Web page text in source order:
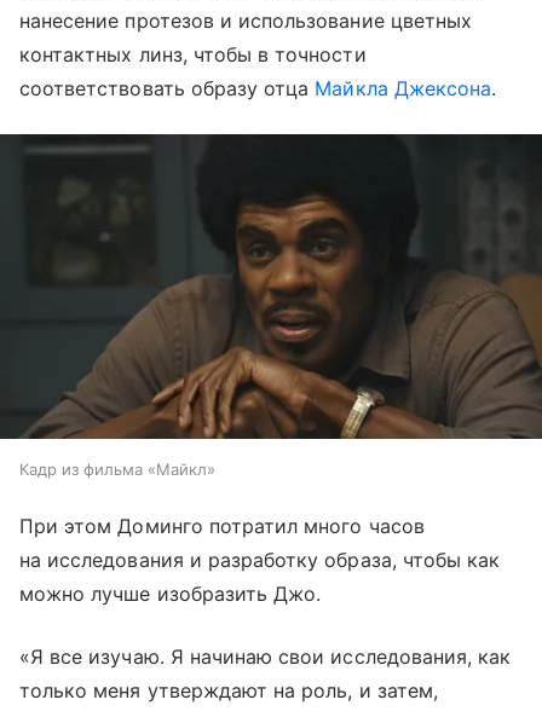
нанесение протезов и использование цветных
контактных линз, чтобы в точности
соответствовать образу отца Майкла Джексона.
Кадр из фильма «Майкл»
При этом Доминго потратил много часов
на исследования и разработку образа, чтобы как
можно лучше изобразить Джо.
«Я все изучаю. Я начинаю свои исследования, как
только меня утверждают на роль, и затем,